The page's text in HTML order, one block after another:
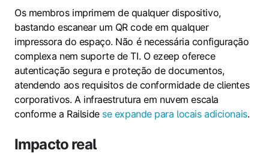
Os membros imprimem de qualquer dispositivo,
bastando escanear um QR code em qualquer
impressora do espaço. Não é necessária configuração
complexa nem suporte de TI. O ezeep oferece
autenticação segura e proteção de documentos,
atendendo aos requisitos de conformidade de clientes
corporativos. A infraestrutura em nuvem escala
conforme a Railside se expande para locais adicionais.
Impacto real